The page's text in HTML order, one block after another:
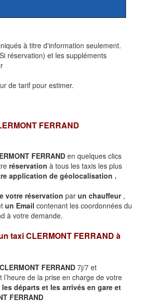
à titre d'information seulement.
réservation) et les suppléments
de tarif pour estimer.
FERRAND
FERRAND en quelques clics
réservation à tous les taxis les plus
application de géolocalisation .
votre réservation par un chauffeur ,
un Email contenant les coordonnées du
à votre demande.
taxiCLERMONT FERRAND à
CLERMONT FERRAND 7j/7 et
l’heure de la prise en charge de votre
départs et les arrivés en gare et
FERRAND